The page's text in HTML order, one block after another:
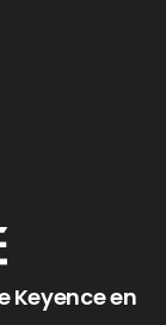
Keyence en